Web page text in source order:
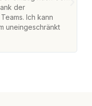
der
Ich kann
uneingeschränkt